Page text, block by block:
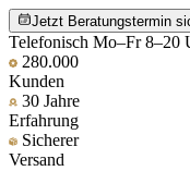
Jetzt Beratungstermin
Telefonisch Mo–Fr 8–20
280.000
Kunden
30 Jahre
Erfahrung
Sicherer
Versand